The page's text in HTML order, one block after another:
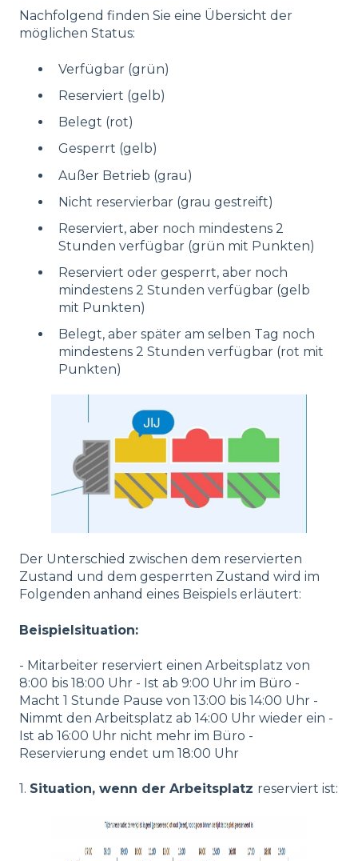
Nachfolgend finden Sie eine Übersicht der
möglichen Status:
Verfügbar (grün)
Reserviert (gelb)
Belegt (rot)
Gesperrt (gelb)
Außer Betrieb (grau)
Nicht reservierbar (grau gestreift)
Reserviert, aber noch mindestens 2
Stunden verfügbar (grün mit Punkten)
Reserviert oder gesperrt, aber noch
mindestens 2 Stunden verfügbar (gelb
mit Punkten)
Belegt, aber später am selben Tag noch
mindestens 2 Stunden verfügbar (rot mit
Punkten)
Der Unterschied zwischen dem reservierten
Zustand und dem gesperrten Zustand wird im
Folgenden anhand eines Beispiels erläutert:
Beispielsituation:
- Mitarbeiter reserviert einen Arbeitsplatz von
8:00 bis 18:00 Uhr - Ist ab 9:00 Uhr im Büro -
Macht 1 Stunde Pause von 13:00 bis 14:00 Uhr -
Nimmt den Arbeitsplatz ab 14:00 Uhr wieder ein -
Ist ab 16:00 Uhr nicht mehr im Büro -
Reservierung endet um 18:00 Uhr
1. Situation, wenn der Arbeitsplatz reserviert ist: